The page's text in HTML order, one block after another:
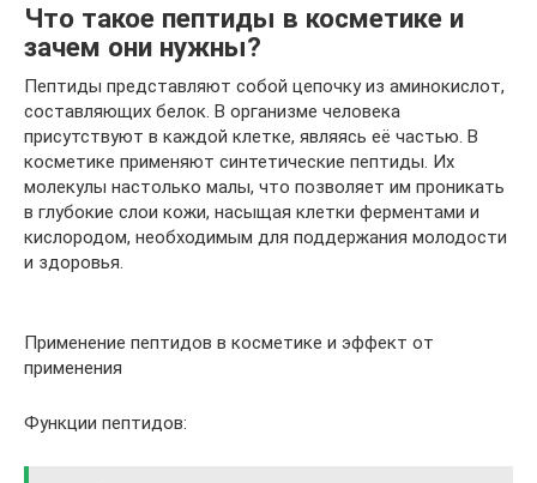
Что такое пептиды в косметике и
зачем они нужны?
Пептиды представляют собой цепочку из аминокислот,
составляющих белок. В организме человека
присутствуют в каждой клетке, являясь её частью. В
косметике применяют синтетические пептиды. Их
молекулы настолько малы, что позволяет им проникать
в глубокие слои кожи, насыщая клетки ферментами и
кислородом, необходимым для поддержания молодости
и здоровья.
Применение пептидов в косметике и эффект от
применения
Функции пептидов: